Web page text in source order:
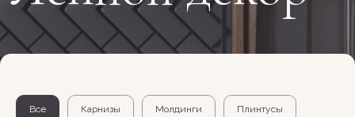
Все Карнизы Молдинги Плинтусы